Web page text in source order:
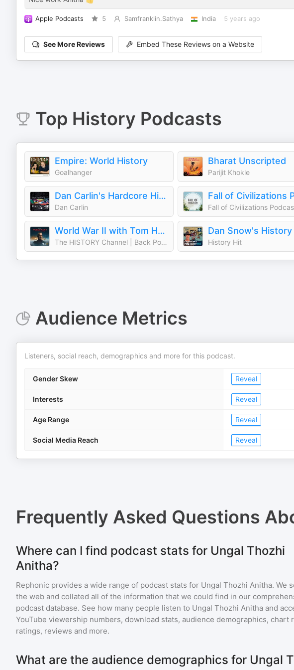
Apple Podcasts 5 Samfranklin.Sathya India 5 years ago
See More Reviews Embed These Reviews on a Website
Top History Podcasts
Empire: World History
Goalhanger
Bharat Unscripted
Parijit Khokle
Dan Carlin's Hardcore History
Dan Carlin Fall of Civilizations
World War II with Tom Hanks
The HISTORY Channel | Back Pocket Studios | Audacy
Dan Snow's History
History Hit
Audience Metrics
Listeners, social reach, demographics and more for this podcast.
Gender Skew Reveal
Interests Reveal
Age Range Reveal
Social Media Reach Reveal
Frequently Asked Questions
Where can I find podcast stats for Ungal Thozhi
Anitha?
Rephonic provides a wide range of podcast stats for Ungal Thozhi Anitha. We
the web and collated all of the information that we could find in our
podcast database. See how many people listen to Ungal Thozhi Anitha and
YouTube viewership numbers, download stats, audience demographics, chart
ratings, reviews and more.
What are the audience demographics for Ungal